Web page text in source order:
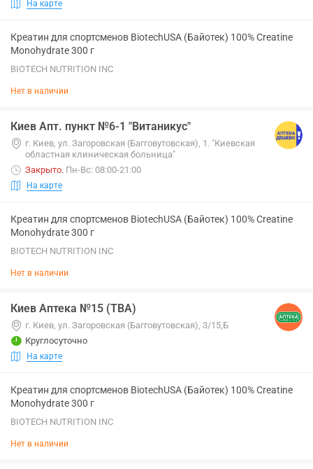
На карте
Креатин для спортсменов BiotechUSA (Байотек) 100% Creatine
Monohydrate 300 г
BIOTECH NUTRITION INC
Нет в наличии
Киев Апт. пункт №6-1 "Витаникус"
г. Киев, ул. Загоровская (Багговутовская), 1. "Киевская
областная клиническая больница"
Закрыто. Пн-Вс: 08:00-21:00
На карте
Креатин для спортсменов BiotechUSA (Байотек) 100% Creatine
Monohydrate 300 г
BIOTECH NUTRITION INC
Нет в наличии
Киев Аптека №15 (ТВА)
г. Киев, ул. Загоровская (Багговутовская), 3/15,Б
Круглосуточно
На карте
Креатин для спортсменов BiotechUSA (Байотек) 100% Creatine
Monohydrate 300 г
BIOTECH NUTRITION INC
Нет в наличии